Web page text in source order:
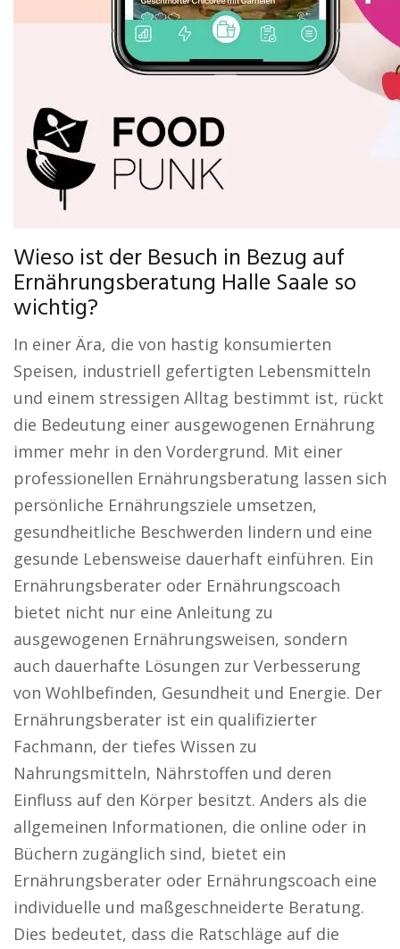
Wieso ist der Besuch in Bezug auf
Ernährungsberatung Halle Saale so
wichtig?
In einer Ära, die von hastig konsumierten
Speisen, industriell gefertigten Lebensmitteln
und einem stressigen Alltag bestimmt ist, rückt
die Bedeutung einer ausgewogenen Ernährung
immer mehr in den Vordergrund. Mit einer
professionellen Ernährungsberatung lassen sich
persönliche Ernährungsziele umsetzen,
gesundheitliche Beschwerden lindern und eine
gesunde Lebensweise dauerhaft einführen. Ein
Ernährungsberater oder Ernährungscoach
bietet nicht nur eine Anleitung zu
ausgewogenen Ernährungsweisen, sondern
auch dauerhafte Lösungen zur Verbesserung
von Wohlbefinden, Gesundheit und Energie. Der
Ernährungsberater ist ein qualifizierter
Fachmann, der tiefes Wissen zu
Nahrungsmitteln, Nährstoffen und deren
Einfluss auf den Körper besitzt. Anders als die
allgemeinen Informationen, die online oder in
Büchern zugänglich sind, bietet ein
Ernährungsberater oder Ernährungscoach eine
individuelle und maßgeschneiderte Beratung.
Dies bedeutet, dass die Ratschläge auf die